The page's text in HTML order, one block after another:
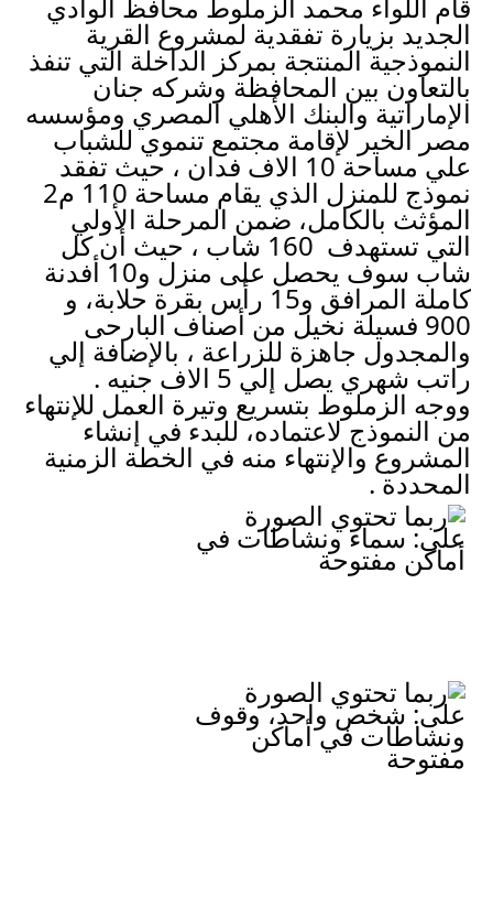
بالتعاون بين المحافظة وشركه جنان
راتب شهري يصل إلي 5 الاف جنيه .
من النموذج لاعتماده، للبدء في إنشاء
المحددة .